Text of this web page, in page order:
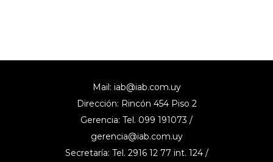
Mail: iab@iab.com.uy
Dirección: Rincón 454 Piso 2
Gerencia: Tel. 099 191073 /
gerencia@iab.com.uy
Secretaría: Tel. 2916 12 77 int. 124 /